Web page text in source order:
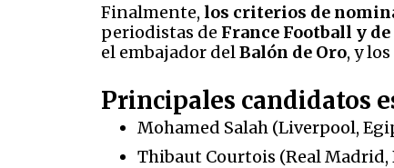
Finalmente, los criterios de
periodistas de France Football y
el embajador del Balón de Oro, y los
Principales candidatos
Mohamed Salah (Liverpool,
Thibaut Courtois (Real Madrid,